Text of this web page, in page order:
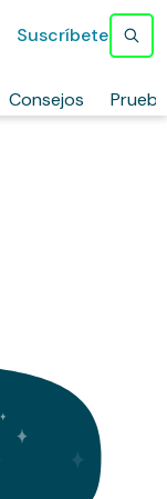
Consejos
Suscríbete